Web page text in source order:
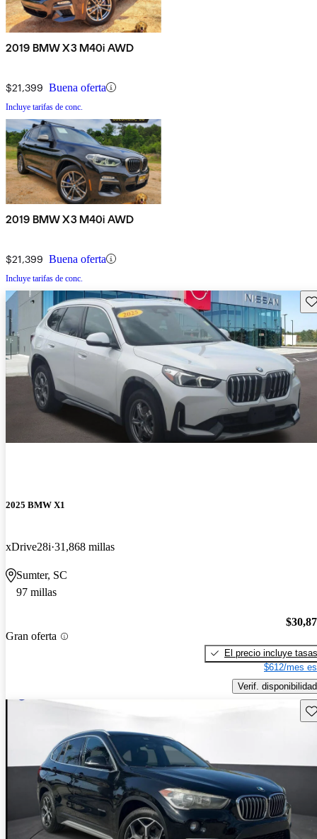
2019 BMW X3 M40i AWD
$21,399 Buena oferta
Incluye tarifas de conc.
2019 BMW X3 M40i AWD
$21,399 Buena oferta
Incluye tarifas de conc.
2025 BMW X1
xDrive28i 31,868 millas
Sumter, SC
97 millas
Gran oferta
El precio incluye tasas
$612/mes
Verif. disponibilidad